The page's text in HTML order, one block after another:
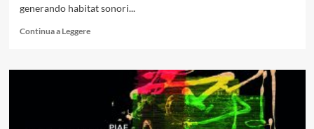
generando habitat sonori...
Continua a LeggereLeggi
su
Ciammarughi:
musica